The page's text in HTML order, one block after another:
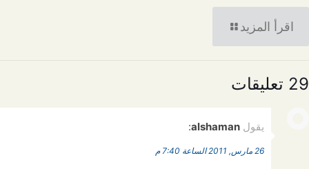
اقرأ المزيد
29 تعليقات
يقول alshaman
:
26 مارس, 2011 الساعة 7:40 م